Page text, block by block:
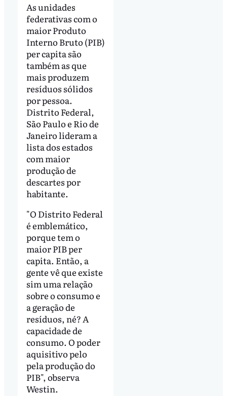
As unidades
federativas com o
maior Produto
Interno Bruto (PIB)
per capita são
também as que
mais produzem
resíduos sólidos
por pessoa.
Distrito Federal,
São Paulo e Rio de
Janeiro lideram a
lista dos estados
com maior
produção de
descartes por
habitante.
"O Distrito Federal
é emblemático,
porque tem o
maior PIB per
capita. Então, a
gente vê que existe
sim uma relação
sobre o consumo e
a geração de
resíduos, né? A
capacidade de
consumo. O poder
aquisitivo pelo
pela produção do
PIB", observa
Westin.